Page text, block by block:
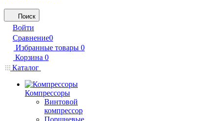
Поиск
Войти
Сравнение0
Избранные товары 0
Корзина 0
Каталог
Компрессоры
Винтовой
компрессор
Поршневые